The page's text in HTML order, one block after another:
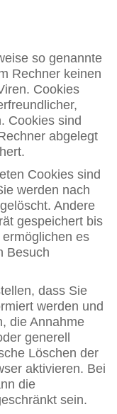
so genannte
Rechner keinen
Cookies
Cookies sind
abgelegt
Cookies sind
werden nach
Andere
gespeichert bis
es
Besuch
dass Sie
werden und
die Annahme
generell
Löschen der
aktivieren. Bei
die
sein.